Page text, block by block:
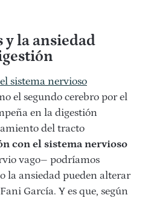
y la ansiedad
el sistema nervioso
el segundo cerebro por el
en la digestión
del tracto
con el sistema nervioso
vago– podríamos
la ansiedad pueden alterar
García. Y es que, según